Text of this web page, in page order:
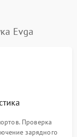
Evga
Проверка
зарядного